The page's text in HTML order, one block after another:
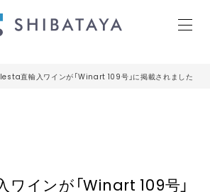
直輸入ワインが「Winart 109号」に掲載されました
インが「Winart 109号」